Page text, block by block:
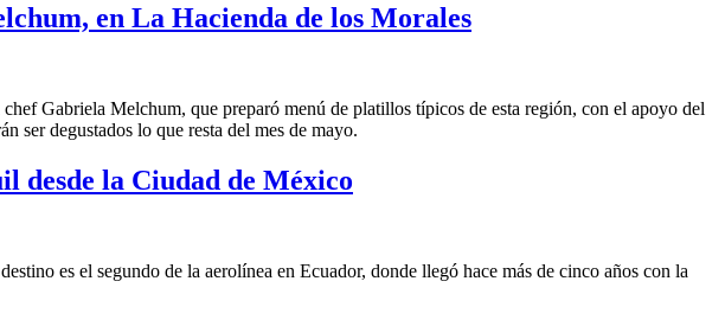
en La Hacienda de los Morales
Gabriela Melchum, que preparó menú de platillos típicos de esta región, con el apoyo del
ser degustados lo que resta del mes de mayo.
desde la Ciudad de México
es el segundo de la aerolínea en Ecuador, donde llegó hace más de cinco años con la